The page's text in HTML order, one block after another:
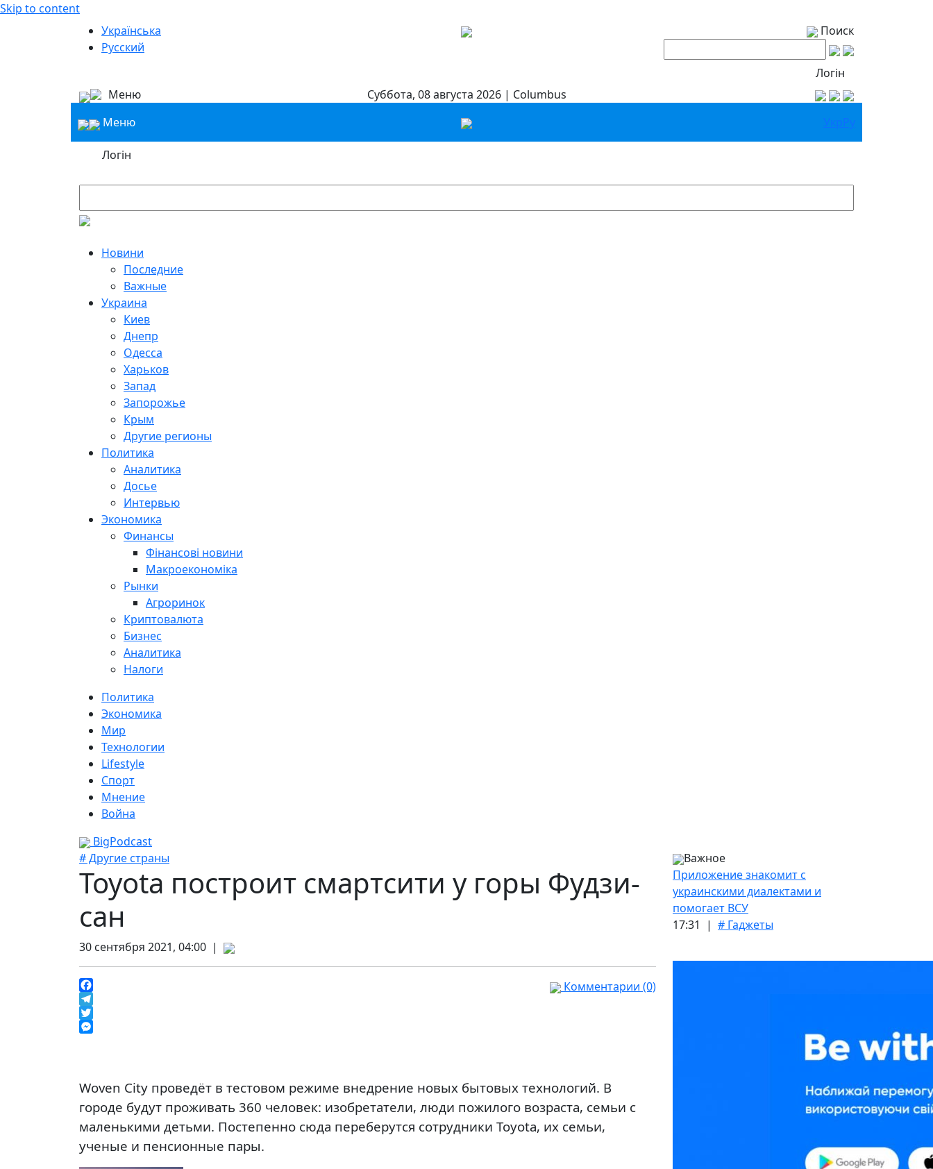
Skip to content
Українська
Русский
Поиск
Логін
Меню
Суббота, 08 августа 2026 | Columbus
Меню
УкрРу
Логін
Новини
Последние
Важные
Украина
Киев
Днепр
Одесса
Харьков
Запад
Запорожье
Крым
Другие регионы
Политика
Аналитика
Досье
Интервью
Экономика
Финансы
Фінансові новини
Макроекономіка
Рынки
Агроринок
Криптовалюта
Бизнес
Аналитика
Налоги
Политика
Экономика
Мир
Технологии
Lifestyle
Спорт
Мнение
Война
BigPodcast
# Другие страны
Toyota построит смартсити у горы Фудзи-
сан
30 сентября 2021, 04:00 |
Facebook
Telegram
Twitter
Комментарии (0)
Woven City проведёт в тестовом режиме внедрение новых бытовых технологий. В
городе будут проживать 360 человек: изобретатели, люди пожилого возраста, семьи с
маленькими детьми. Постепенно сюда переберутся сотрудники Toyota, их семьи,
ученые и пенсионные пары.
Важное
Приложение знакомит с
украинскими диалектами и
помогает ВСУ
17:31 | # Гаджеты